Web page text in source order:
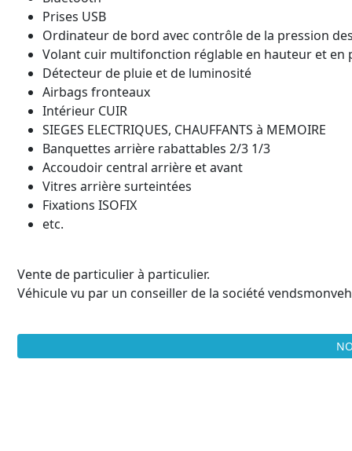
Prises USB
Ordinateur de bord avec contrôle de la pression
Volant cuir multifonction réglable en hauteur et en
Détecteur de pluie et de luminosité
Airbags fronteaux
Intérieur CUIR
SIEGES ELECTRIQUES, CHAUFFANTS à MEMOIRE
Banquettes arrière rabattables 2/3 1/3
Accoudoir central arrière et avant
Vitres arrière surteintées
Fixations ISOFIX
etc.
Vente de particulier à particulier.
Véhicule vu par un conseiller de la société